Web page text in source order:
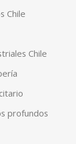
Chile
Chile
profundos